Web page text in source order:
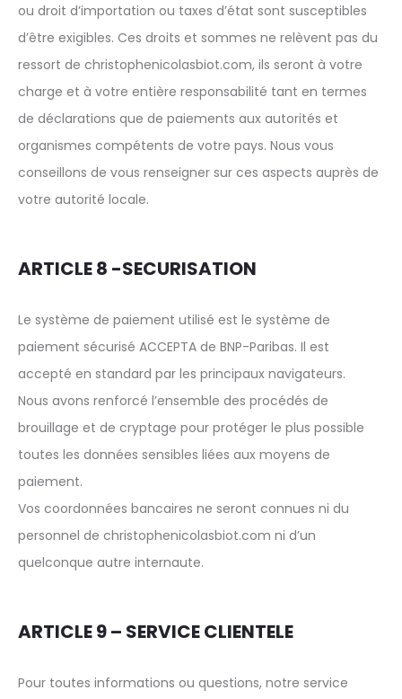
ou droit d’importation ou taxes d’état sont susceptibles
d’être exigibles. Ces droits et sommes ne relèvent pas du
ressort de christophenicolasbiot.com, ils seront à votre
charge et à votre entière responsabilité tant en termes
de déclarations que de paiements aux autorités et
organismes compétents de votre pays. Nous vous
conseillons de vous renseigner sur ces aspects auprès de
votre autorité locale.
ARTICLE 8 -SECURISATION
Le système de paiement utilisé est le système de
paiement sécurisé ACCEPTA de BNP-Paribas. Il est
accepté en standard par les principaux navigateurs.
Nous avons renforcé l’ensemble des procédés de
brouillage et de cryptage pour protéger le plus possible
toutes les données sensibles liées aux moyens de
paiement.
Vos coordonnées bancaires ne seront connues ni du
personnel de christophenicolasbiot.com ni d’un
quelconque autre internaute.
ARTICLE 9 – SERVICE CLIENTELE
Pour toutes informations ou questions, notre service